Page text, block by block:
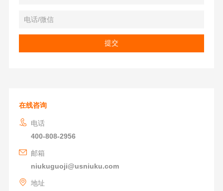
在线咨询
电话
400-808-2956
邮箱
niukuguoji@usniuku.com
地址